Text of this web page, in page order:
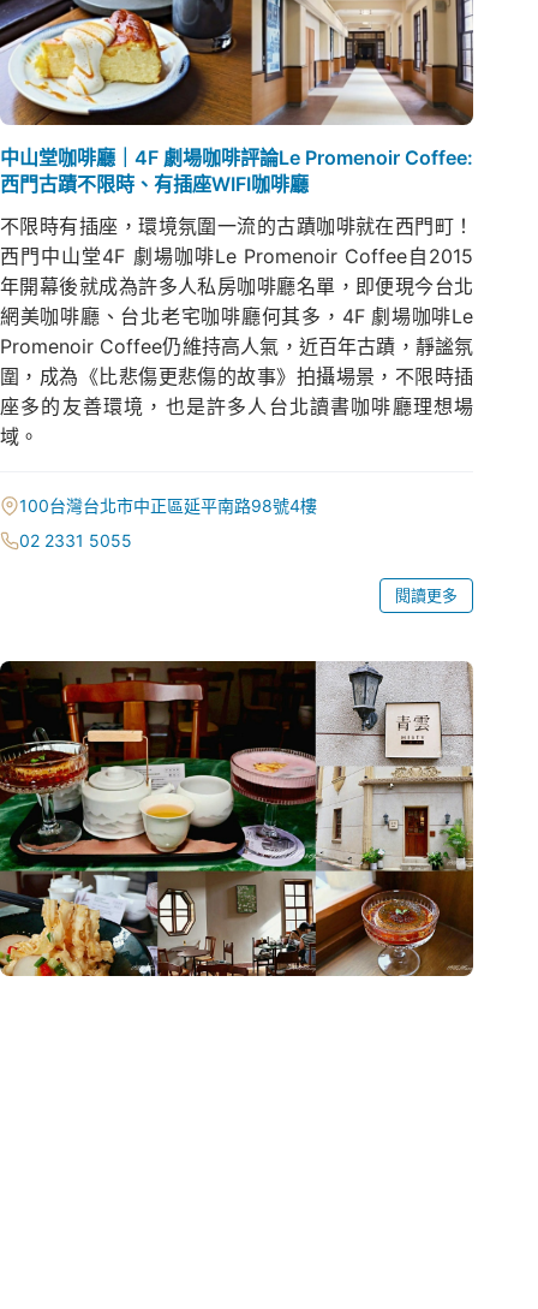
中山堂咖啡廳｜4F 劇場咖啡評論Le Promenoir Coffee:
西門古蹟不限時、有插座WIFI咖啡廳
不限時有插座，環境氛圍一流的古蹟咖啡就在西門町！
西門中山堂4F 劇場咖啡Le Promenoir Coffee自2015
年開幕後就成為許多人私房咖啡廳名單，即便現今台北
網美咖啡廳、台北老宅咖啡廳何其多，4F 劇場咖啡Le
Promenoir Coffee仍維持高人氣，近百年古蹟，靜謐氛
圍，成為《比悲傷更悲傷的故事》拍攝場景，不限時插
座多的友善環境，也是許多人台北讀書咖啡廳理想場
域。
100台灣台北市中正區延平南路98號4樓
02 2331 5055
閱讀更多